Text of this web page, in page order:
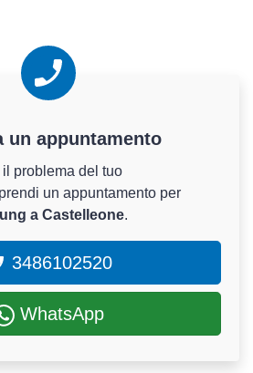
un appuntamento
problema del tuo
un appuntamento per
a Castelleone.
3486102520
WhatsApp